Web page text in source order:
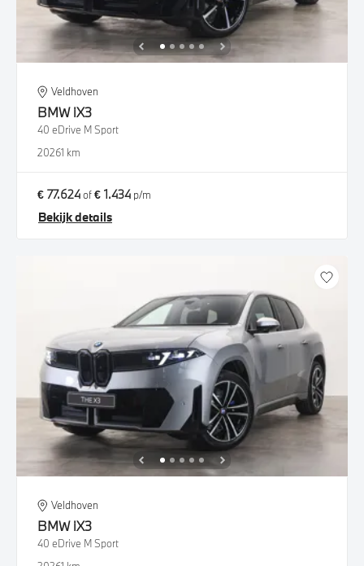
Veldhoven
BMW iX3
40 eDrive M Sport
20261 km
€ 77.624of€ 1.434 p/m
Bekijk details
Veldhoven
BMW iX3
40 eDrive M Sport